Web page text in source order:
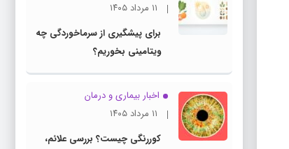
۱۱ مرداد ۱۴۰۵
برای پیشگیری از سرماخوردگی چه
ویتامینی بخوریم؟
اخبار بیماری و درمان
۱۱ مرداد ۱۴۰۵
کوررنگی چیست؟ بررسی علائم،